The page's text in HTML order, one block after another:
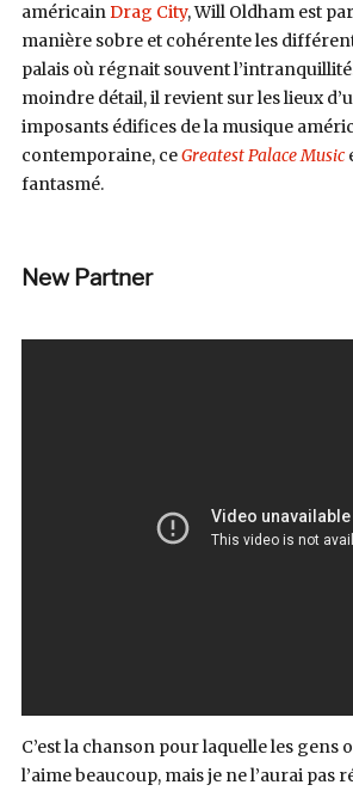
américainDrag City, Will Oldham est
manière sobre et cohérente les
palais où régnait souvent
moindre détail, il revient sur les lieux
imposants édifices de la musique
contemporaine, ceGreatest Palace Music
fantasmé.
New Partner
C’est la chanson pour laquelle les gens
l’aime beaucoup, mais je ne l’aurai pas